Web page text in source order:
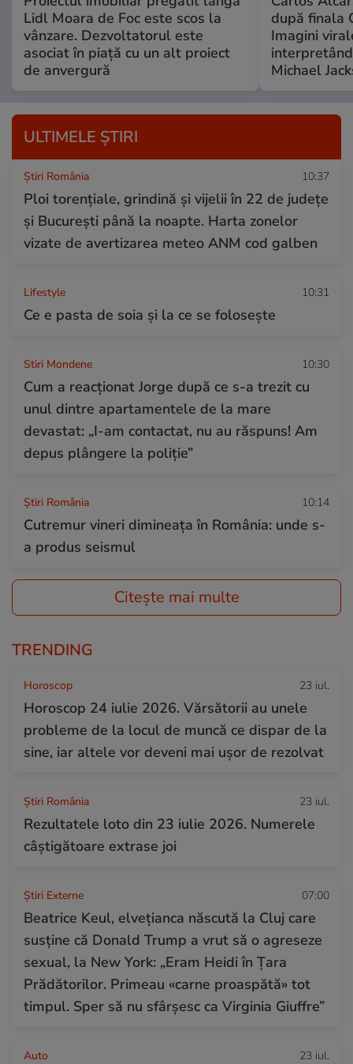
Lidl Moara de Foc este scos la
vânzare. Dezvoltatorul este
asociat în piață cu un alt proiect
de anvergură
după finala
Imagini
Michael
ULTIMELE ȘTIRI
Știri România 10:37
Ploi torențiale, grindină și vijelii în 22 de județe
și București până la noapte. Harta zonelor
vizate de avertizarea meteo ANM cod galben
Lifestyle 10:31
Ce e pasta de soia și la ce se folosește
Stiri Mondene 10:30
Cum a reacționat Jorge după ce s-a trezit cu
unul dintre apartamentele de la mare
devastat: „I-am contactat, nu au răspuns! Am
depus plângere la poliție”
Știri România 10:14
Cutremur vineri dimineața în România: unde s-
a produs seismul
Citește mai multe
TRENDING
Horoscop 23 iul.
Horoscop 24 iulie 2026. Vărsătorii au unele
probleme de la locul de muncă ce dispar de la
sine, iar altele vor deveni mai ușor de rezolvat
Știri România 23 iul.
Rezultatele loto din 23 iulie 2026. Numerele
câștigătoare extrase joi
Știri Externe 07:00
Beatrice Keul, elvețianca născută la Cluj care
susține că Donald Trump a vrut să o agreseze
sexual, la New York: „Eram Heidi în Țara
Prădătorilor. Primeau «carne proaspătă» tot
timpul. Sper să nu sfârșesc ca Virginia Giuffre”
Auto 23 iul.